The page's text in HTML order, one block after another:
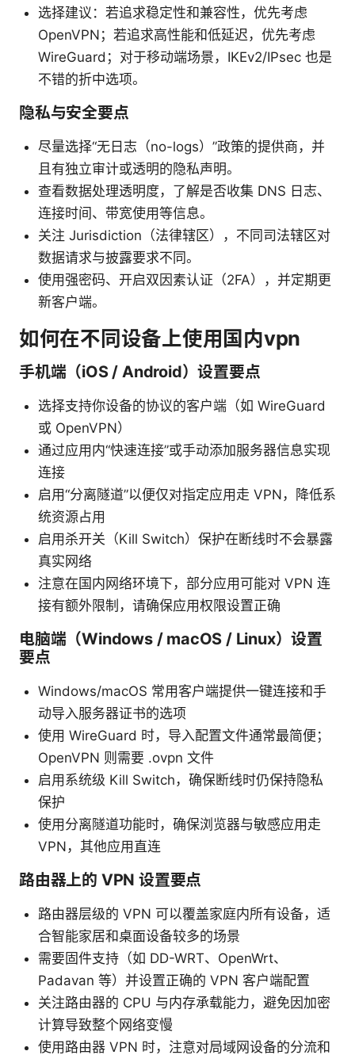
选择建议：若追求稳定性和兼容性，优先考虑
OpenVPN；若追求高性能和低延迟，优先考虑
WireGuard；对于移动端场景，IKEv2/IPsec 也是
不错的折中选项。
隐私与安全要点
尽量选择“无日志（no-logs）”政策的提供商，并
且有独立审计或透明的隐私声明。
查看数据处理透明度，了解是否收集 DNS 日志、
连接时间、带宽使用等信息。
关注 Jurisdiction（法律辖区），不同司法辖区对
数据请求与披露要求不同。
使用强密码、开启双因素认证（2FA），并定期更
新客户端。
如何在不同设备上使用国内vpn
手机端（iOS / Android）设置要点
选择支持你设备的协议的客户端（如 WireGuard
或 OpenVPN）
通过应用内“快速连接”或手动添加服务器信息实现
连接
启用“分离隧道”以便仅对指定应用走 VPN，降低系
统资源占用
启用杀开关（Kill Switch）保护在断线时不会暴露
真实网络
注意在国内网络环境下，部分应用可能对 VPN 连
接有额外限制，请确保应用权限设置正确
电脑端（Windows / macOS / Linux）设置
要点
Windows/macOS 常用客户端提供一键连接和手
动导入服务器证书的选项
使用 WireGuard 时，导入配置文件通常最简便；
OpenVPN 则需要 .ovpn 文件
启用系统级 Kill Switch，确保断线时仍保持隐私
保护
使用分离隧道功能时，确保浏览器与敏感应用走
VPN，其他应用直连
路由器上的 VPN 设置要点
路由器层级的 VPN 可以覆盖家庭内所有设备，适
合智能家居和桌面设备较多的场景
需要固件支持（如 DD-WRT、OpenWrt、
Padavan 等）并设置正确的 VPN 客户端配置
关注路由器的 CPU 与内存承载能力，避免因加密
计算导致整个网络变慢
使用路由器 VPN 时，注意对局域网设备的分流和